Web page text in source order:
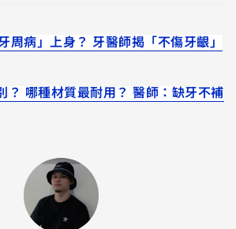
周病」上身？ 牙醫師揭「不傷牙齦」
？ 哪種材質最耐用？ 醫師：缺牙不補